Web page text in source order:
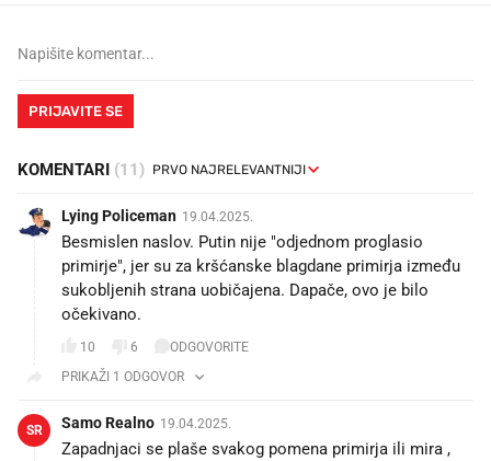
PRIJAVITE SE
KOMENTARI (11)
Lying Policeman 19.04.2025.
Besmislen naslov. Putin nije "odjednom proglasio
primirje", jer su za kršćanske blagdane primirja između
sukobljenih strana uobičajena. Dapače, ovo je bilo
očekivano.
10 6
ODGOVORITE
PRIKAŽI 1 ODGOVOR
SR Samo Realno 19.04.2025.
Zapadnjaci se plaše svakog pomena primirja ili mira ,